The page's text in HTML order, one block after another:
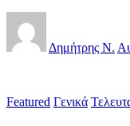
Δημήτρης Ν.
Featured Γενικά